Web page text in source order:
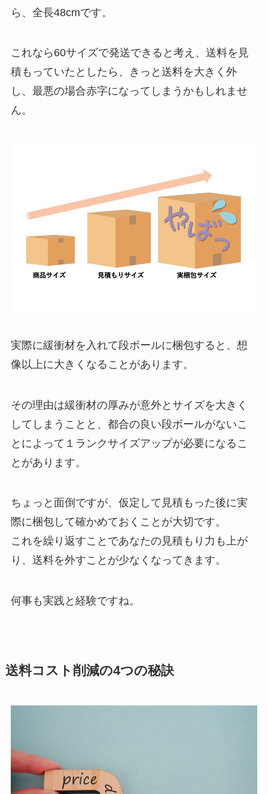
ら、全長48cmです。
これなら60サイズで発送できると考え、送料を見
積もっていたとしたら、きっと送料を大きく外
し、最悪の場合赤字になってしまうかもしれませ
ん。
実際に緩衝材を入れて段ボールに梱包すると、想
像以上に大きくなることがあります。
その理由は緩衝材の厚みが意外とサイズを大きく
してしまうことと、都合の良い段ボールがないこ
とによって１ランクサイズアップが必要になるこ
とがあります。
ちょっと面倒ですが、仮定して見積もった後に実
際に梱包して確かめておくことが大切です。
これを繰り返すことであなたの見積もり力も上が
り、送料を外すことが少なくなってきます。
何事も実践と経験ですね。
送料コスト削減の4つの秘訣